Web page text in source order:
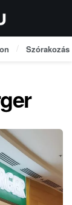
Szórakozás